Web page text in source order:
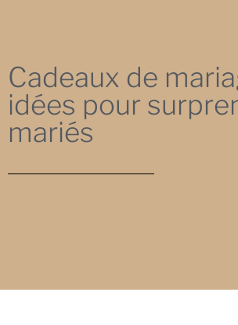
Cadeaux de
idées pour
mariés